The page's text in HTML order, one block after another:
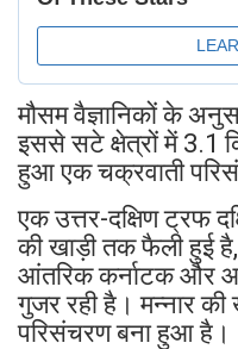
मौसम वैज्ञानिकों के
इससे सटे क्षेत्रों में 3.1
हुआ एक चक्रवाती
एक उत्तर-दक्षिण ट्रफ
की खाड़ी तक फैली हुई
आंतरिक कर्नाटक और
गुजर रही है। मन्नार
परिसंचरण बना हुआ है।